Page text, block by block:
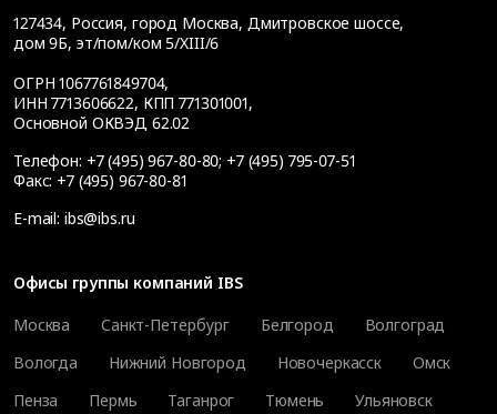
127434, Россия, город Москва, Дмитровское шоссе,
дом 9Б, эт/пом/ком 5/XIII/6
ОГРН 1067761849704,
ИНН 7713606622, КПП 771301001,
Основной ОКВЭД 62.02
Телефон: +7 (495) 967-80-80; +7 (495) 795-07-51
Факс: +7 (495) 967-80-81
E-mail: ibs@ibs.ru
Офисы группы компаний IBS
Москва
Санкт-Петербург Белгород
Волгоград
Вологда
Нижний Новгород Новочеркасск
Омск
Пенза
Пермь Таганрог Тюмень
Ульяновск